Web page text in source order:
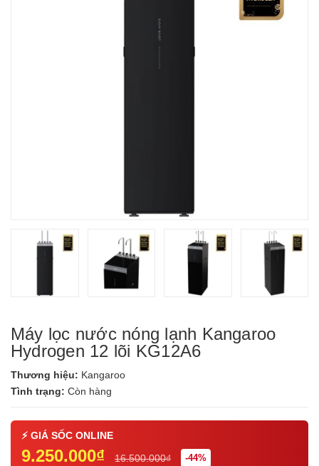
Máy lọc nước nóng lạnh Kangaroo
Hydrogen 12 lõi KG12A6
Thương hiệu: Kangaroo
Tình trạng: Còn hàng
9.250.000₫ 16.500.000₫ -44%